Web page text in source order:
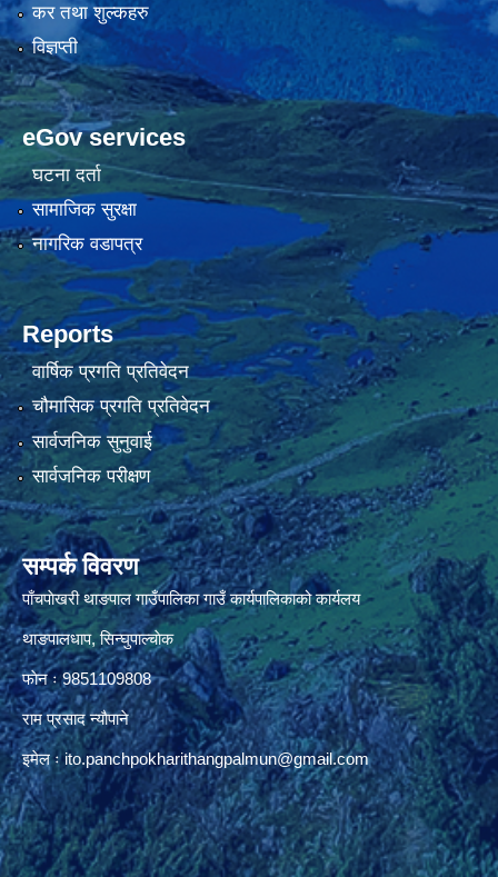
कर तथा शुल्कहरु
विज्ञप्ती
eGov services
घटना दर्ता
सामाजिक सुरक्षा
नागरिक वडापत्र
Reports
वार्षिक प्रगति प्रतिवेदन
चौमासिक प्रगति प्रतिवेदन
सार्वजनिक सुनुवाई
सार्वजनिक परीक्षण
सम्पर्क विवरण
पाँचपाेखरी थाङपाल गाउँपालिका गाउँ कार्यपालिकाको कार्यलय
थाङपालधाप, सिन्घुपाल्चाेक
फाेन ः 9851109808
राम प्रसाद न्याैपाने
इमेल ःito.panchpokharithangpalmun@gmail.com